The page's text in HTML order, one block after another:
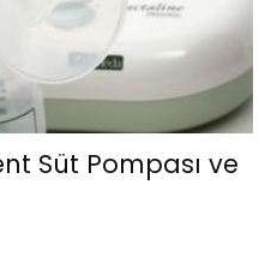
Süt Pompası ve